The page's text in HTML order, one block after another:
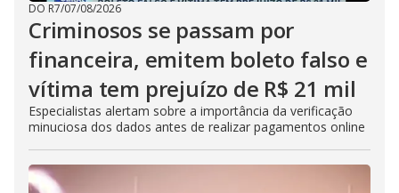
DO R7/07/08/2026
Criminosos se passam por
financeira, emitem boleto falso e
vítima tem prejuízo de R$ 21 mil
Especialistas alertam sobre a importância da verificação
minuciosa dos dados antes de realizar pagamentos online